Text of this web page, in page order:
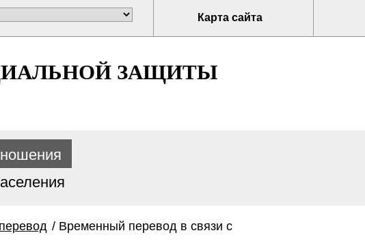
Карта сайта
ЗАЩИТЫ
/ Временный перевод в связи с